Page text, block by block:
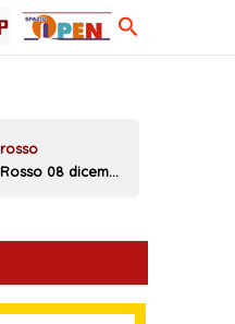
Cerca
Corvo Rosso 08 dicembre 2025